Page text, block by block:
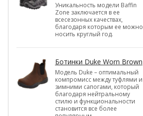
Уникальность модели Baffin
Zone заключается в ее
всесезонных качествах,
благодаря которым ее можно
носить круглый год.
Ботинки Duke Worn Brown
Модель Duke – оптимальный
компромисс между туфлями и
зимними сапогами, который
благодаря нейтральному
стилю и функциональности
становится все более